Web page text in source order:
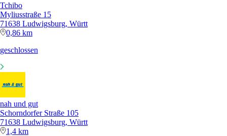
Tchibo
Myliusstraße 15
71638 Ludwigsburg, Württ
0,86 km
geschlossen
nah und gut
Schorndorfer Straße 105
71638 Ludwigsburg, Württ
1,4 km